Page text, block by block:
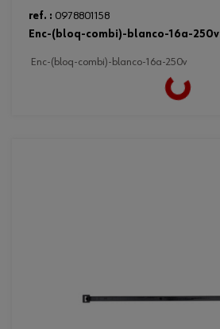
ref. : 0978801158
enc-(bloq-combi)-blanco-16a-250v
enc-(bloq-combi)-blanco-16a-250v
Loading...